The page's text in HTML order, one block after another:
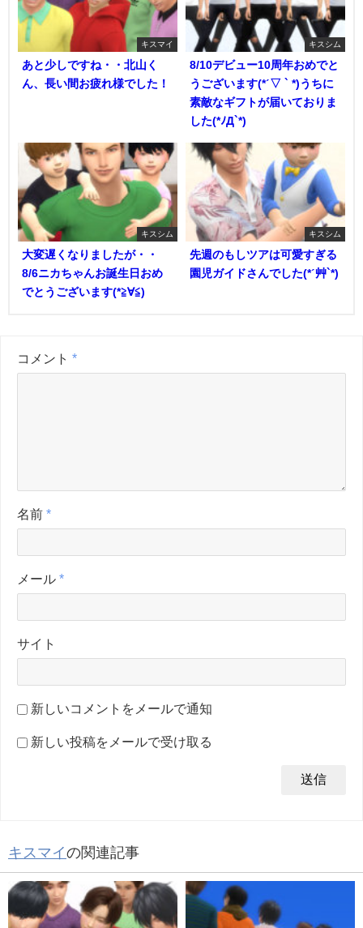
キスマイ
あと少しですね・・北山く
ん、長い間お疲れ様でした！
キスシム
8/10デビュー10周年おめでと
うございます(*ˊ▽ ` *)うちに
素敵なギフトが届いておりま
した(*ﾉД`*)
キスシム
大変遅くなりましたが・・
8/6ニカちゃんお誕生日おめ
でとうございます(*≧∀≦)
キスシム
先週のもしツアは可愛すぎる
園児ガイドさんでした(*ˊ艸`*)
コメント *
名前 *
メール *
サイト
新しいコメントをメールで通知
新しい投稿をメールで受け取る
キスマイの関連記事